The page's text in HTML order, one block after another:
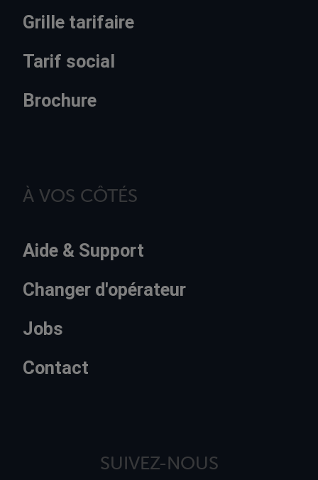
Grille tarifaire
Tarif social
Brochure
À VOS CÔTÉS
Aide & Support
Changer d'opérateur
Jobs
Contact
SUIVEZ-NOUS